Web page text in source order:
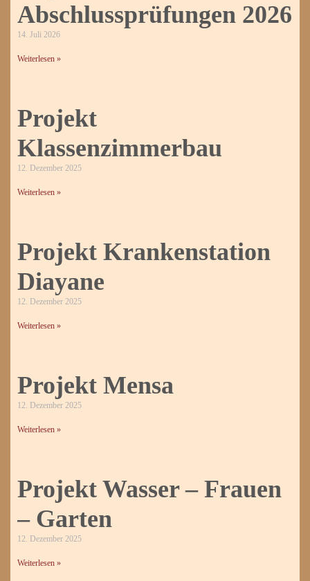
Abschlussprüfungen 2026
14. Juli 2026
Weiterlesen »
Projekt
Klassenzimmerbau
12. Dezember 2025
Weiterlesen »
Projekt Krankenstation
Diayane
12. Dezember 2025
Weiterlesen »
Projekt Mensa
12. Dezember 2025
Weiterlesen »
Projekt Wasser – Frauen
– Garten
12. Dezember 2025
Weiterlesen »